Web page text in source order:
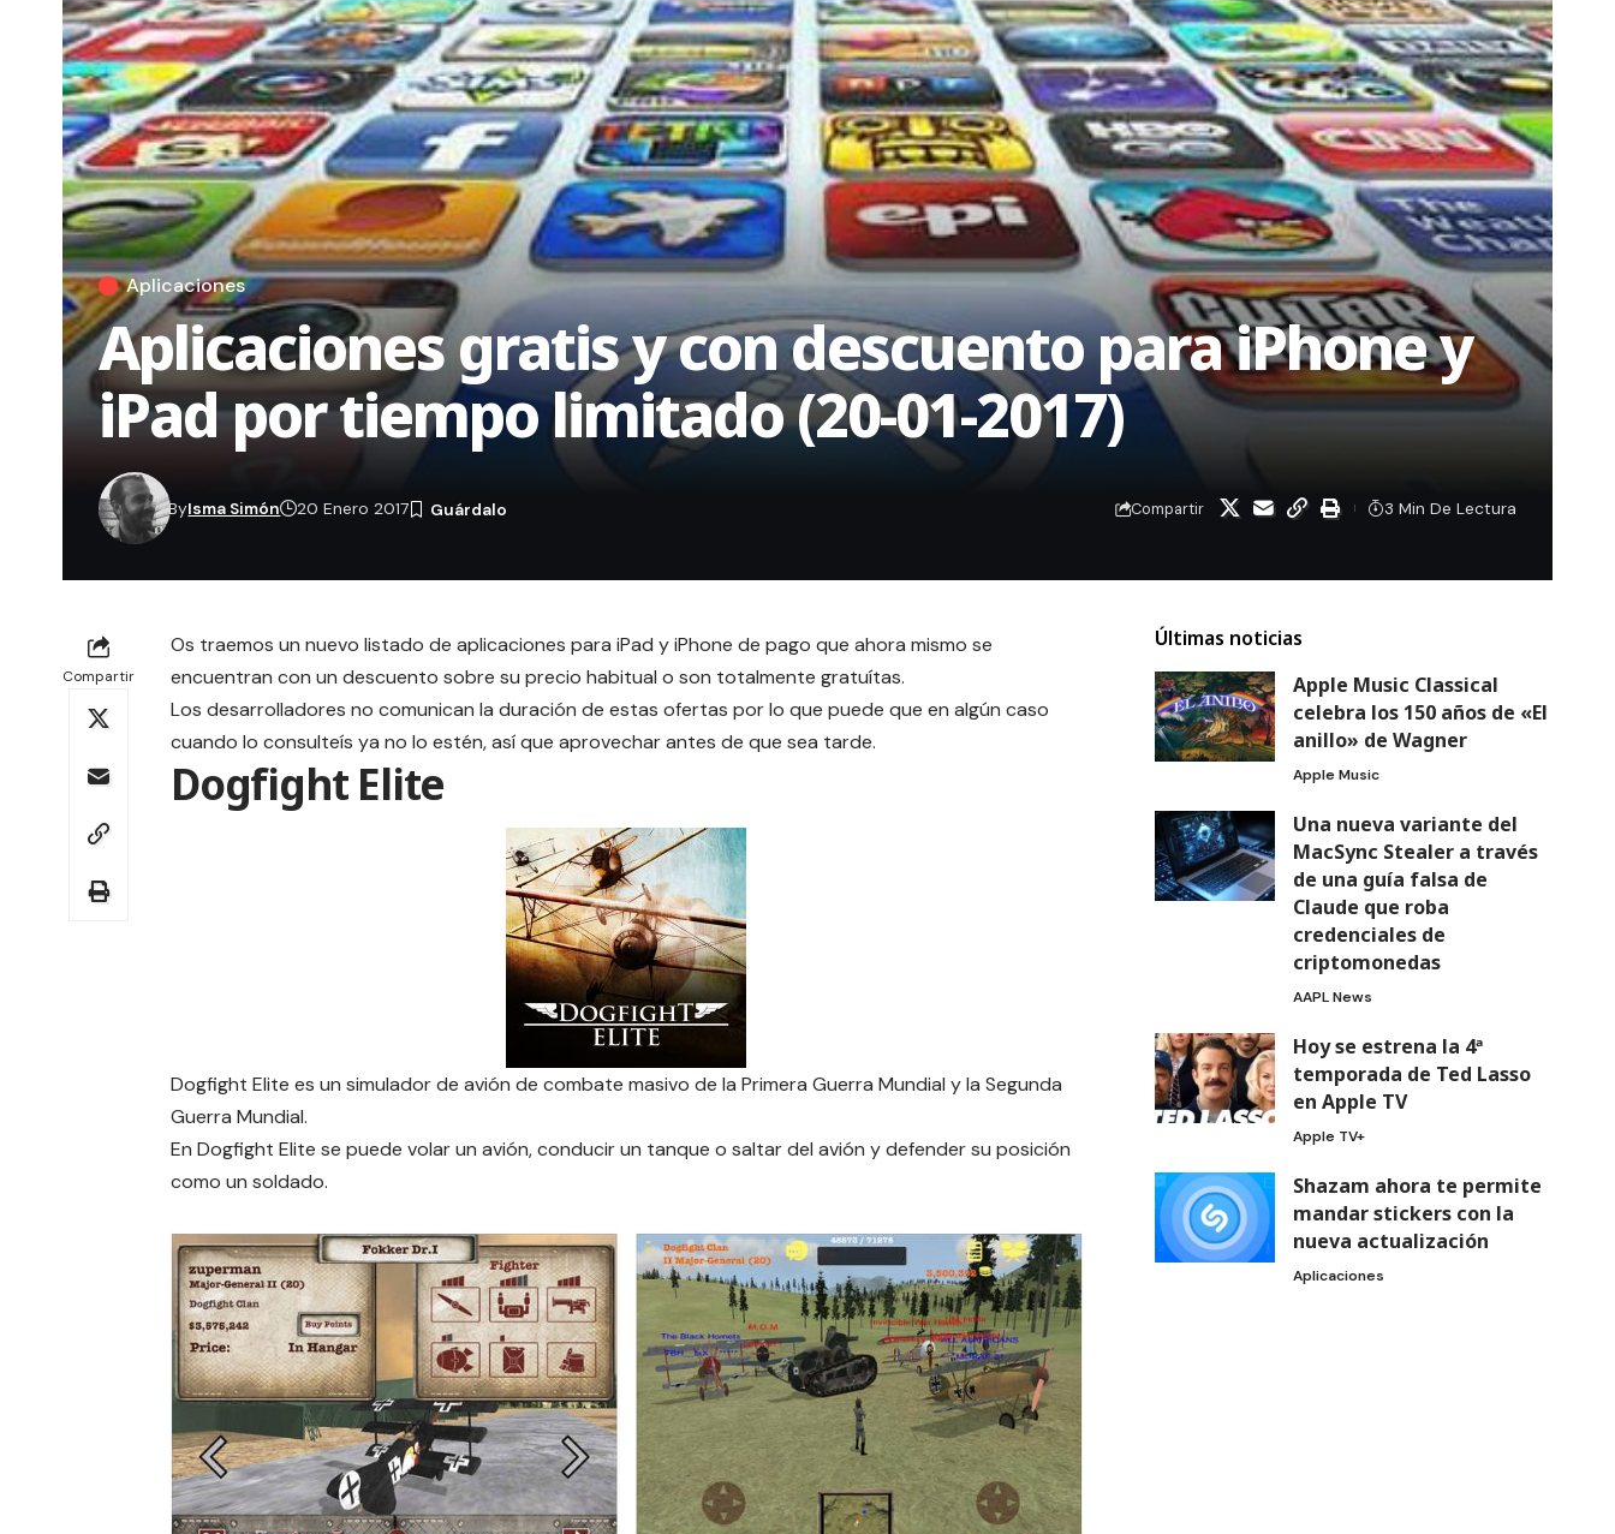
Aplicaciones
Aplicaciones gratis y con descuento para iPhone y
iPad por tiempo limitado (20-01-2017)
ByIsma Simón 20 Enero 2017 Compartir 3 Min De Lectura
Compartir
Os traemos un nuevo listado de aplicaciones para iPad y iPhone de pago que ahora mismo se
encuentran con un descuento sobre su precio habitual o son totalmente gratuítas.
Los desarrolladores no comunican la duración de estas ofertas por lo que puede que en algún caso
cuando lo consulteís ya no lo estén, así que aprovechar antes de que sea tarde.
Dogfight Elite
Dogfight Elite es un simulador de avión de combate masivo de la Primera Guerra Mundial y la Segunda
Guerra Mundial.
En Dogfight Elite se puede volar un avión, conducir un tanque o saltar del avión y defender su posición
como un soldado.
Últimas noticias
Apple Music Classical
celebra los 150 años de «El
anillo» de Wagner
Apple Music
Una nueva variante del
MacSync Stealer a través
de una guía falsa de
Claude que roba
credenciales de
criptomonedas
AAPL News
Hoy se estrena la 4ª
temporada de Ted Lasso
en Apple TV
Apple TV+
Shazam ahora te permite
mandar stickers con la
nueva actualización
Aplicaciones